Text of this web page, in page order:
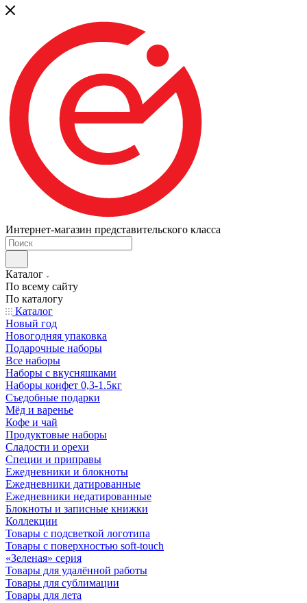
Интернет-магазин представительского класса
Каталог
По всему сайту
По каталогу
Каталог
Новый год
Новогодняя упаковка
Подарочные наборы
Все наборы
Наборы с вкусняшками
Наборы конфет 0,3-1.5кг
Съедобные подарки
Мёд и варенье
Кофе и чай
Продуктовые наборы
Сладости и орехи
Специи и приправы
Ежедневники и блокноты
Ежедневники датированные
Ежедневники недатированные
Блокноты и записные книжки
Коллекции
Товары с подсветкой логотипа
Товары с поверхностью soft-touch
«Зеленая» серия
Товары для удалённой работы
Товары для сублимации
Товары для лета